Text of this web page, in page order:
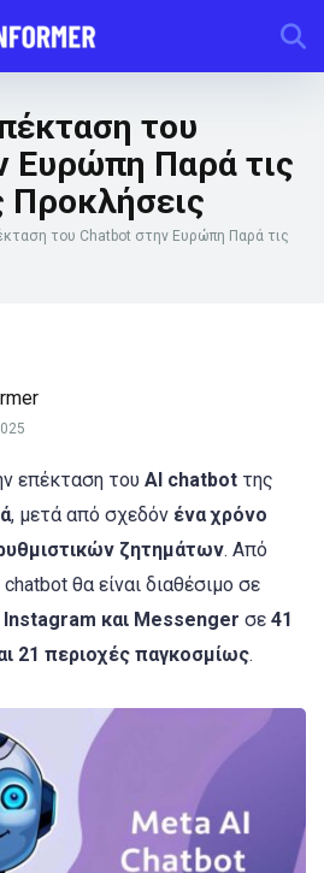
του
Ευρώπη Παρά τις
Προκλήσεις
του Chatbot στην Ευρώπη Παρά τις
επέκταση του AI chatbot της
, μετά από σχεδόν ένα χρόνο
ζητημάτων. Από
θα είναι διαθέσιμο σε
και Messenger σε 41
21 περιοχές παγκοσμίως.